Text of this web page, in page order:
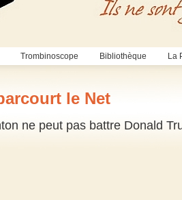
Trombinoscope Bibliothèque La
le Net
ne peut pas battre Donald